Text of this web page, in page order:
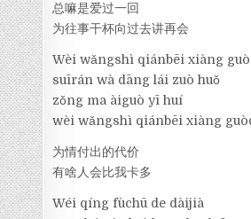
总嘛是爱过一回
为往事干杯向过去讲再会
Wèi wǎngshì qiánbēi xiàng
suīrán wà dāng lái zuò huǒ
zǒng ma àiguò yī huí
wèi wǎngshì qiánbēi xiàng
为情付出的代价
有啥人会比我卡多
Wéi qíng fùchū de dàijià